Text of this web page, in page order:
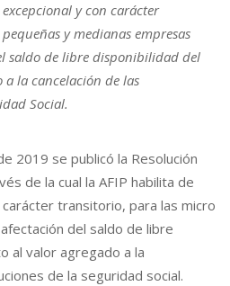
y con carácter
y medianas empresas
saldo de libre disponibilidad del
la cancelación de las
Social.
2019 se publicó la Resolución
de la cual la AFIP habilita de
transitorio, para las micro
del saldo de libre
al valor agregado a la
de la seguridad social.